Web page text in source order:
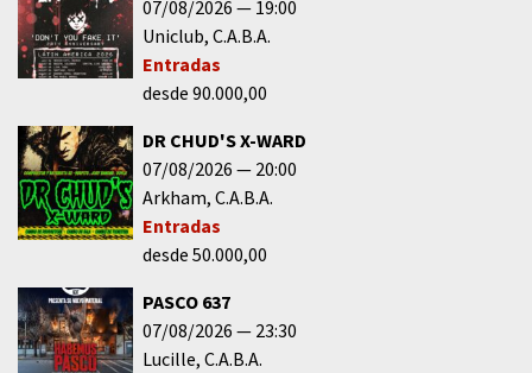
07/08/2026
19:00
Uniclub C.A.B.A.
Entradas
desde 90.000,00
DR CHUD'S X-WARD
07/08/2026
20:00
Arkham C.A.B.A.
Entradas
desde 50.000,00
PASCO 637
07/08/2026
23:30
Lucille C.A.B.A.